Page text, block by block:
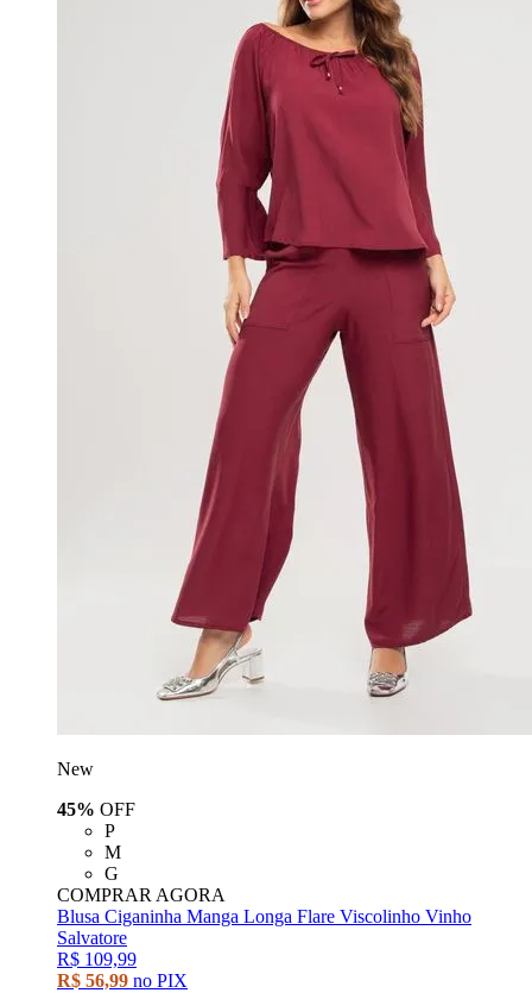
New
45% OFF
P
M
G
COMPRAR AGORA
Blusa Ciganinha Manga Longa Flare Viscolinho Vinho
Salvatore
R$ 109,99
R$ 56,99 no PIX